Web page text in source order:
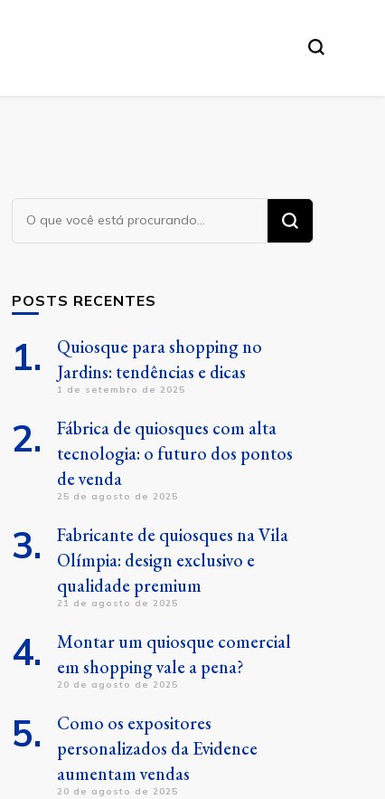
Procurando
algo?
POSTS RECENTES
Quiosque para shopping no
Jardins: tendências e dicas
1 de setembro de 2025
Fábrica de quiosques com alta
tecnologia: o futuro dos pontos
de venda
25 de agosto de 2025
Fabricante de quiosques na Vila
Olímpia: design exclusivo e
qualidade premium
21 de agosto de 2025
Montar um quiosque comercial
em shopping vale a pena?
20 de agosto de 2025
Como os expositores
personalizados da Evidence
aumentam vendas
20 de agosto de 2025